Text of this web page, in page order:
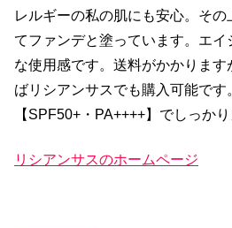
レルギーの私の肌にも安心。そ
てファンデと塗っています。エ
な使用感です。送料がかかりま
ばリシアンサスでも購入可能です
【SPF50+・PA++++】でしっか
リシアンサスのホームページ